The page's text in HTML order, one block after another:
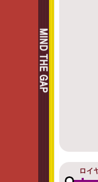
ロイ